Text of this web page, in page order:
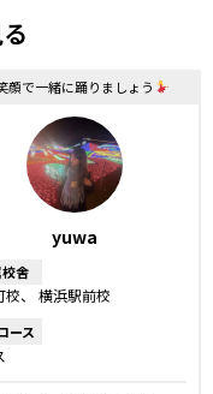
顔で一緒に踊りましょう
yuwa
舎
校 横浜駅前校
ース